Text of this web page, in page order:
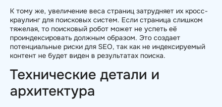
К тому же, увеличение веса страниц затрудняет их кросс-
краулинг для поисковых систем. Если страница слишком
тяжелая, то поисковый робот может не успеть её
проиндексировать должным образом. Это создает
потенциальные риски для SEO, так как не индексируемый
контент не будет виден в результатах поиска.
Технические детали и
архитектура